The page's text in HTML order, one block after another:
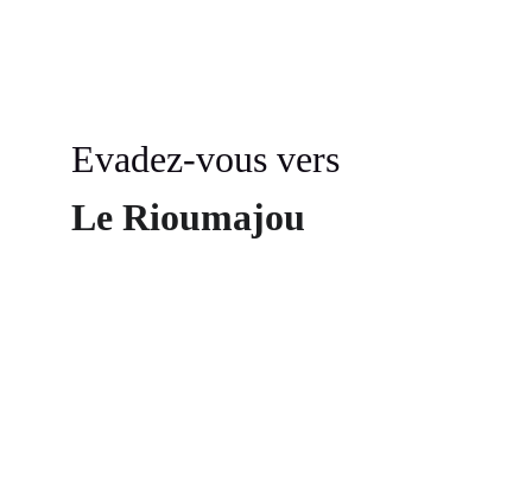
Evadez-vous vers
Le Rioumajou